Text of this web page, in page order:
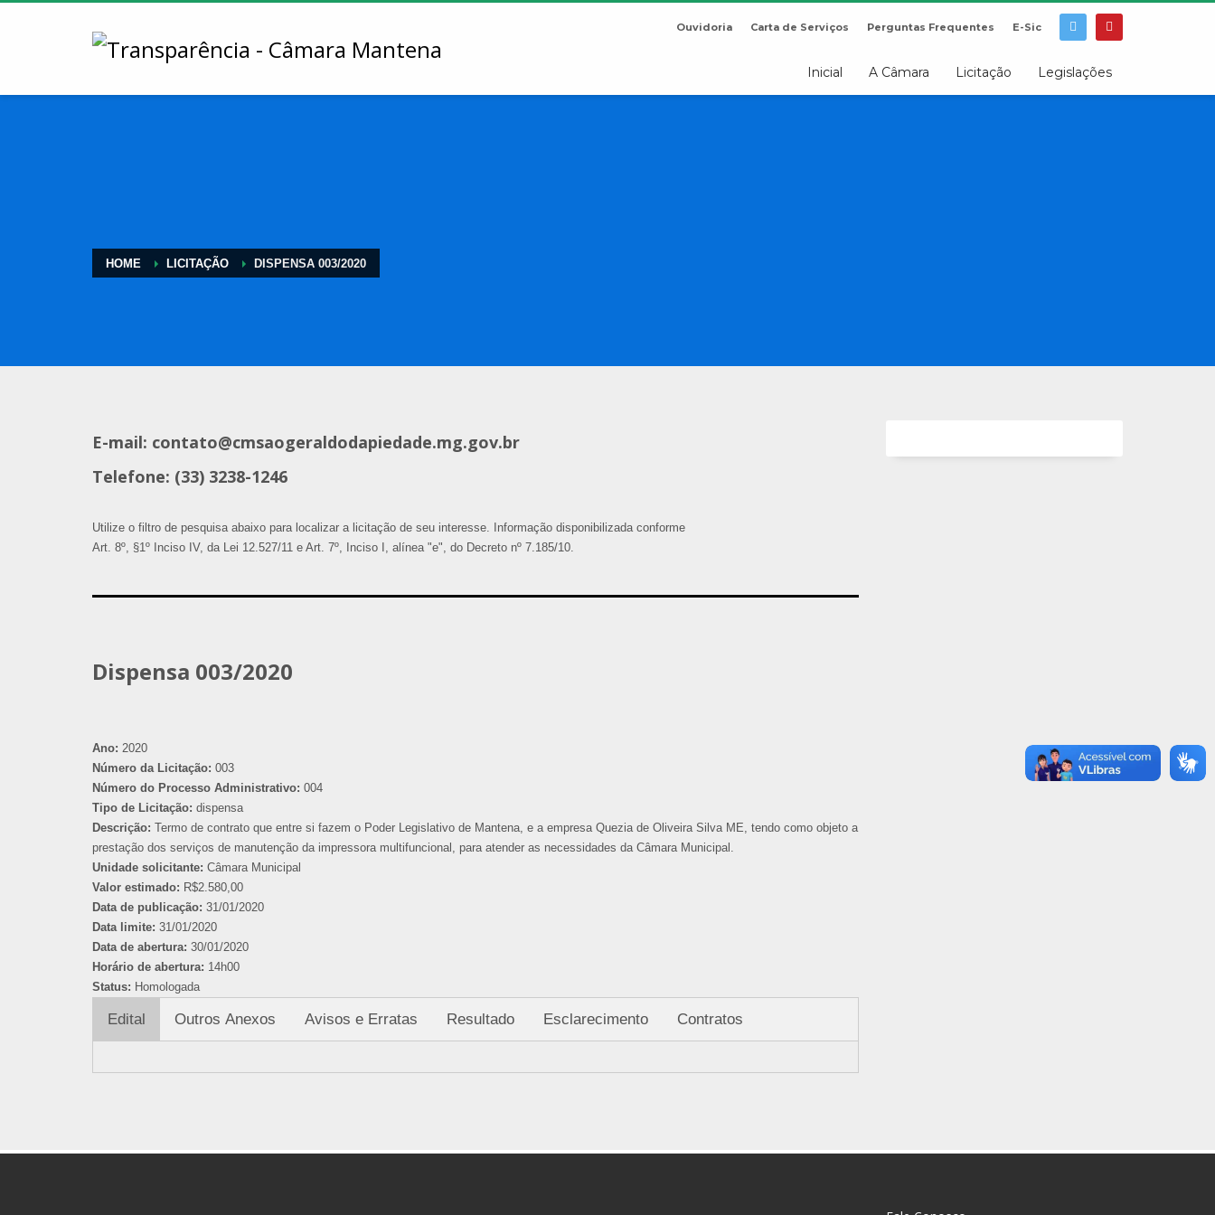
Ouvidoria Carta de Serviços Perguntas Frequentes E-Sic
Inicial A Câmara Licitação Legislações
HOME LICITAÇÃO DISPENSA 003/2020
E-mail: contato@cmsaogeraldodapiedade.mg.gov.br
Telefone: (33) 3238-1246
Utilize o filtro de pesquisa abaixo para localizar a licitação de seu interesse. Informação disponibilizada conforme
Art. 8º, §1º Inciso IV, da Lei 12.527/11 e Art. 7º, Inciso I, alínea "e", do Decreto nº 7.185/10.
Dispensa 003/2020
Ano: 2020
Número da Licitação: 003
Número do Processo Administrativo: 004
Tipo de Licitação: dispensa
Descrição: Termo de contrato que entre si fazem o Poder Legislativo de Mantena, e a empresa Quezia de Oliveira Silva ME, tendo como objeto a
prestação dos serviços de manutenção da impressora multifuncional, para atender as necessidades da Câmara Municipal.
Unidade solicitante: Câmara Municipal
Valor estimado: R$2.580,00
Data de publicação: 31/01/2020
Data limite: 31/01/2020
Data de abertura: 30/01/2020
Horário de abertura: 14h00
Status: Homologada
Edital Outros Anexos Avisos e Erratas Resultado Esclarecimento Contratos